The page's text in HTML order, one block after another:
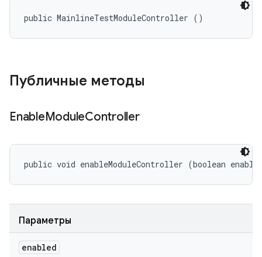
public MainlineTestModuleController ()
Публичные методы
EnableModuleController
public void enableModuleController (boolean
Параметры
enabled